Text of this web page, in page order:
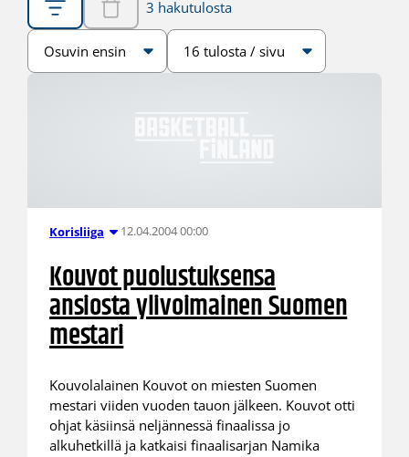
3 hakutulosta
Järjestys
Sivukoko
Korisliiga 12.04.2004 00:00
Kouvot puolustuksensa
ansiosta ylivoimainen Suomen
mestari
Kouvolalainen Kouvot on miesten Suomen
mestari viiden vuoden tauon jälkeen. Kouvot otti
ohjat käsiinsä neljännessä finaalissa jo
alkuhetkillä ja katkaisi finaalisarjan Namika